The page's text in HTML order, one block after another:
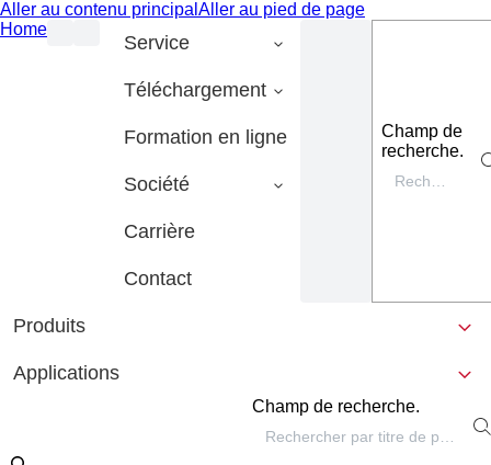
Aller au contenu principal Aller au pied de page
Home
Service
Téléchargement
Formation en ligne
Société
Carrière
Contact
Champ de
recherche.
Produits
Applications
Champ de recherche.